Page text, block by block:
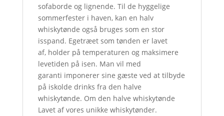
sofaborde og lignende. Til de hyggelige
sommerfester i haven, kan en halv
whiskytønde også bruges som en stor
isspand. Egetræet som tønden er lavet
af, holder på temperaturen og maksimere
levetiden på isen. Man vil med
garanti imponerer sine gæste ved at tilbyde
på iskolde drinks fra den halve
whiskytønde. Om den halve whiskytønde
Lavet af vores unikke whiskytønder.